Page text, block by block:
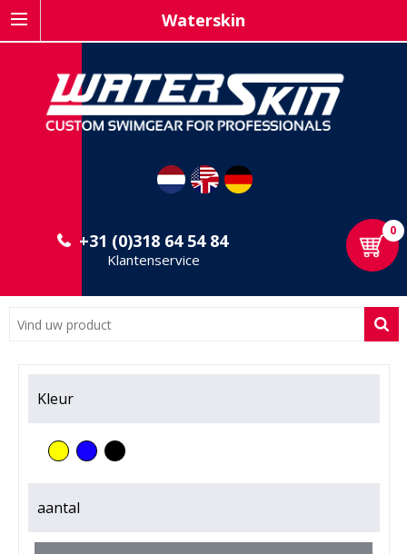
Waterskin
0
+31 (0)318 64 54 84
Klantenservice
Kleur
aantal